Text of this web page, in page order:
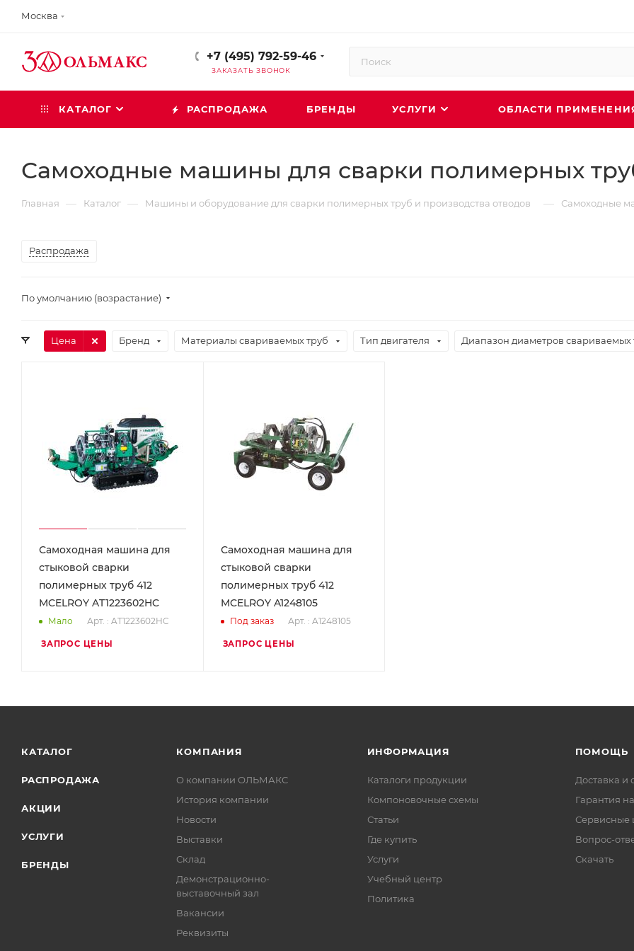
Москва
+7 (495) 792-59-46
ЗАКАЗАТЬ ЗВОНОК
КАТАЛОГ РАСПРОДАЖА БРЕНДЫ УСЛУГИ ОБЛАСТИ
Самоходные машины для сварки полимерных
Главная — Каталог — Машины и оборудование для сварки полимерных труб и производства отводов — Самоходные
Распродажа
По умолчанию (возрастание)
Цена Бренд Материалы свариваемых труб Тип двигателя Диапазон диаметров свариваемых
Самоходная машина для
стыковой сварки
полимерных труб 412
MCELROY AT1223602HC
Мало Арт. : AT1223602HC
ЗАПРОС ЦЕНЫ
Самоходная машина для
стыковой сварки
полимерных труб 412
MCELROY A1248105
Под заказ Арт. : A1248105
ЗАПРОС ЦЕНЫ
КАТАЛОГ
РАСПРОДАЖА
АКЦИИ
УСЛУГИ
БРЕНДЫ
КОМПАНИЯ
О компании ОЛЬМАКС
История компании
Новости
Выставки
Склад
Демонстрационно-
выставочный зал
Вакансии
Реквизиты
ИНФОРМАЦИЯ
Каталоги продукции
Компоновочные схемы
Статьи
Где купить
Услуги
Учебный центр
Политика
ПОМОЩЬ
Доставка и
Гарантия
Сервисные
Вопрос-
Скачать